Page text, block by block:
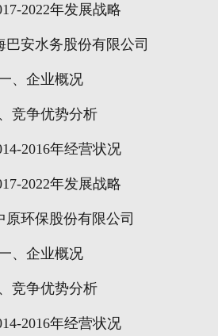
2022年发展战略
巴安水务股份有限公司
、企业概况
竞争优势分析
2016年经营状况
2022年发展战略
原环保股份有限公司
、企业概况
竞争优势分析
2016年经营状况